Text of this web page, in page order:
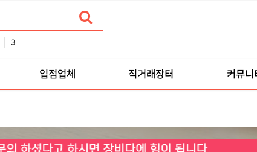
3
입점업체 직거래장터 커뮤니